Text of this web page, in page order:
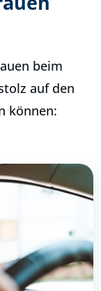
beim
auf den
können: